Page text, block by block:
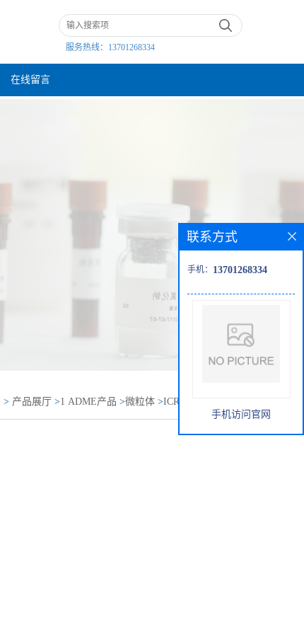
服务热线： 13701268334
在线留言
> 产品展厅 >1 ADME产品 >微粒体 >ICR/CD-1小鼠肺
联系方式
手机： 13701268334
手机访问官网